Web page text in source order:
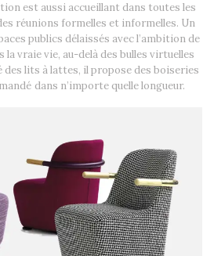
est aussi accueillant dans toutes les
réunions formelles et informelles. Un
publics délaissés avec l’ambition de
la vraie vie, au-delà des bulles virtuelles
lits à lattes, il propose des boiseries
dans n’importe quelle longueur.